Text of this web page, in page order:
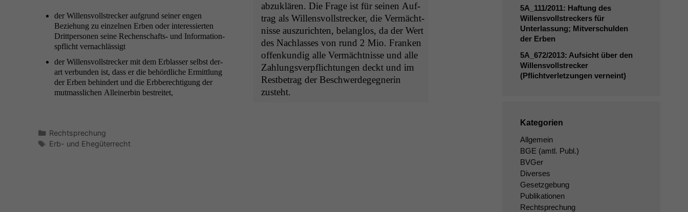
der Wil­lensvoll­streck­er auf­grund sein­er engen
Beziehung zu einzel­nen Erben oder inter­essierten
Drittper­so­n­en seine Rechen­schafts- und Infor­ma­tion­
spflicht vernachlässigt
der Wil­lensvoll­streck­er mit dem Erblass­er selb­st der­
art ver­bun­den ist, dass er die behördliche Ermit­tlung
der Erben behin­dert und die Erb­berech­ti­gung der
mut­masslichen Alleinerbin bestreitet,
abzuk­lären. Die Frage ist für seinen Auf­
trag als Wil­lensvoll­streck­er, die Ver­mächt­
nisse auszuricht­en, belan­g­los, da der Wert
des Nach­lass­es von rund 2 Mio. Franken
offenkundig alle Ver­mächt­nisse und alle
Zahlungsverpflich­tun­gen deckt und im
Rest­be­trag der Beschw­erdegeg­ner­in
zusteht.
Kategorien
Rechtsprechung
Schlagwörter
Erb- und Ehegüterrecht
5A_111/2011: Haftung des
Willensvollstreckers für
Unterlassung; Mitverschulden
der Erben
5A_672/2013: Aufsicht über den
Willensvollstrecker
(Pflichtverletzungen verneint)
Kategorien
Allgemein
BGE (amtl. Publ.)
BVGer
Diverses
Gesetzgebung
Publikationen
Rechtsprechung